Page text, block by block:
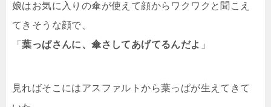
娘はお気に入りの傘が使えて顔からワクワクと聞こえ
てきそうな顔で、
「葉っぱさんに、傘さしてあげてるんだよ 」
見ればそこにはアスファルトから葉っぱが生えてきて